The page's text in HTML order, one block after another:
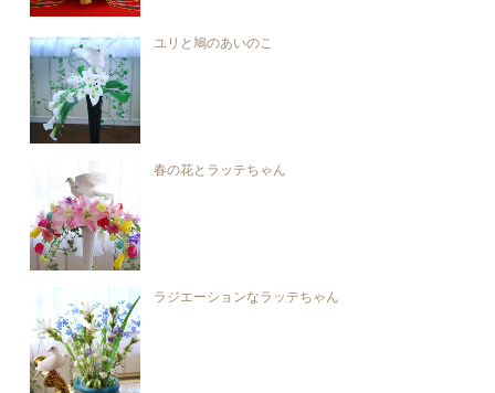
ユリと鳩のあいのこ
春の花とラッテちゃん
ラジエーションなラッテちゃん